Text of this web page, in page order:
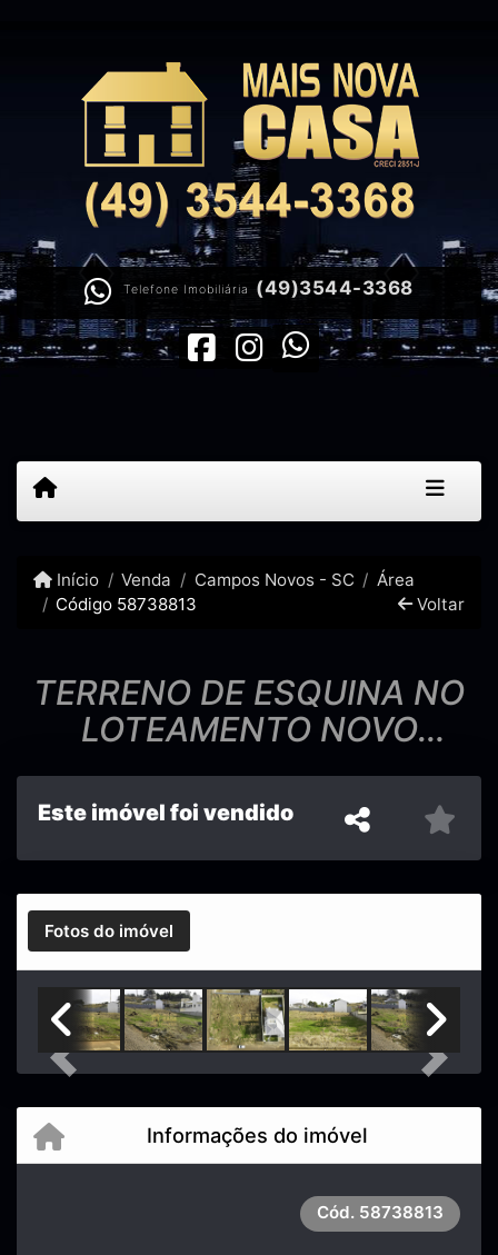
Telefone Imobiliária (49)3544-3368
Início Venda Campos Novos - SC
Área
Código 58738813
Voltar
TERRENO DE ESQUINA NO
LOTEAMENTO NOVO
ORLANDO
Este imóvel foi vendido
Fotos do imóvel
Previous Next
Informações do imóvel
Cód. 58738813